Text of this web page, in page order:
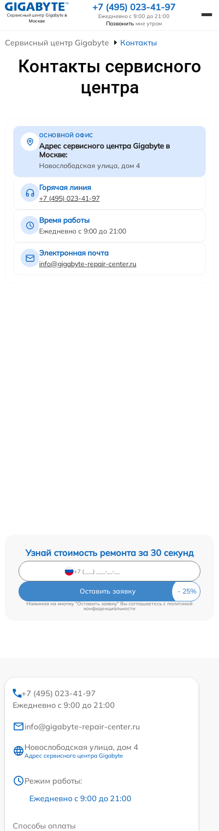
Сервисный центр Gigabyteв
Москве
+7 (495) 023-41-97
Ежедневно с 9:00 до 21:00
Позвонить мне утром
Сервисный центр Gigabyte Контакты
Контакты сервисного
центра
ОСНОВНОЙ ОФИС
Адрес сервисного центра Gigabyte в
Москве:
Новослободская улица, дом 4
Горячая линия
+7 (495) 023-41-97
Время работы
Ежедневно с 9:00 до 21:00
Электронная почта
info@gigabyte-repair-center.ru
Узнай стоимость ремонта за 30 секунд
Оставить заявку
Нажимая на кнопку "Оставить заявку" Вы соглашаетесь cполитикой
конфиденциальности
+7 (495) 023-41-97
Ежедневно с 9:00 до 21:00
info@gigabyte-repair-center.ru
Новослободская улица, дом 4
Адрес сервисного центра Gigabyte
Режим работы:
Ежедневно с 9:00 до 21:00
Способы оплаты